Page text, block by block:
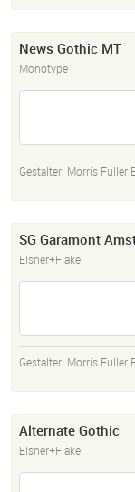
News Gothic MT
Monotype
Gestalter: Morris Fuller
SG Garamont
Elsner+Flake
Gestalter: Morris Fuller
Alternate Gothic
Elsner+Flake